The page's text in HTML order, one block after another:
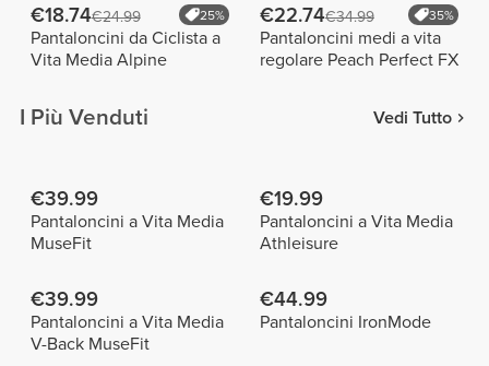
€18.74€24.99 25%
Pantaloncini da Ciclista a
Vita Media Alpine
€22.74€34.99 35%
Pantaloncini medi a vita
regolare Peach Perfect FX
I Più Venduti Vedi Tutto
€39.99
Pantaloncini a Vita Media
MuseFit
€19.99
Pantaloncini a Vita Media
Athleisure
€39.99
Pantaloncini a Vita Media
V-Back MuseFit
€44.99
Pantaloncini IronMode